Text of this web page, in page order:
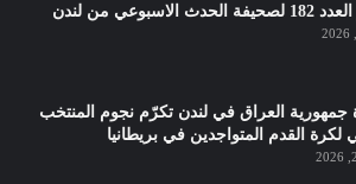
الاسبوعي من لندن
جمهورية العراق في لندن تكرّم نجوم المنتخب
لكرة القدم المتواجدين في بريطانيا